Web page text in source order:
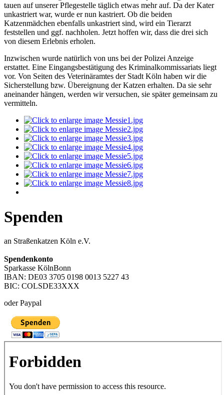
tauen auf unserer Pflegestelle täglich etwas mehr auf. Da der Kater
unkastriert war, wurde er nun kastriert. Ob die beiden
Katzenmädchen ebenfalls unkastriert sind, wird ein Tierarzt
feststellen und ggf. nachholen. Jetzt hoffen wir, dass die drei sich
von diesem Erlebnis erholen.
Inzwischen wurde natürlich von uns bei der Polizei Anzeige
erstattet. Eine Eingangsbestätigung des Kriminalkommissariats liegt
vor. Von Seiten des Veterinäramtes der Stadt Köln haben wir die
Sicherstellung bzw. Übereignung der Katzen erhalten. Da sie sehr
aneinander hängen, werden wir versuchen, sie später gemeinsam zu
vermitteln.
Spenden
an Straßenkatzen Köln e.V.
Spendenkonto
Sparkasse KölnBonn
IBAN: DE03 3705 0198 0013 5227 43
BIC: COLSDE33XXX
oder Paypal